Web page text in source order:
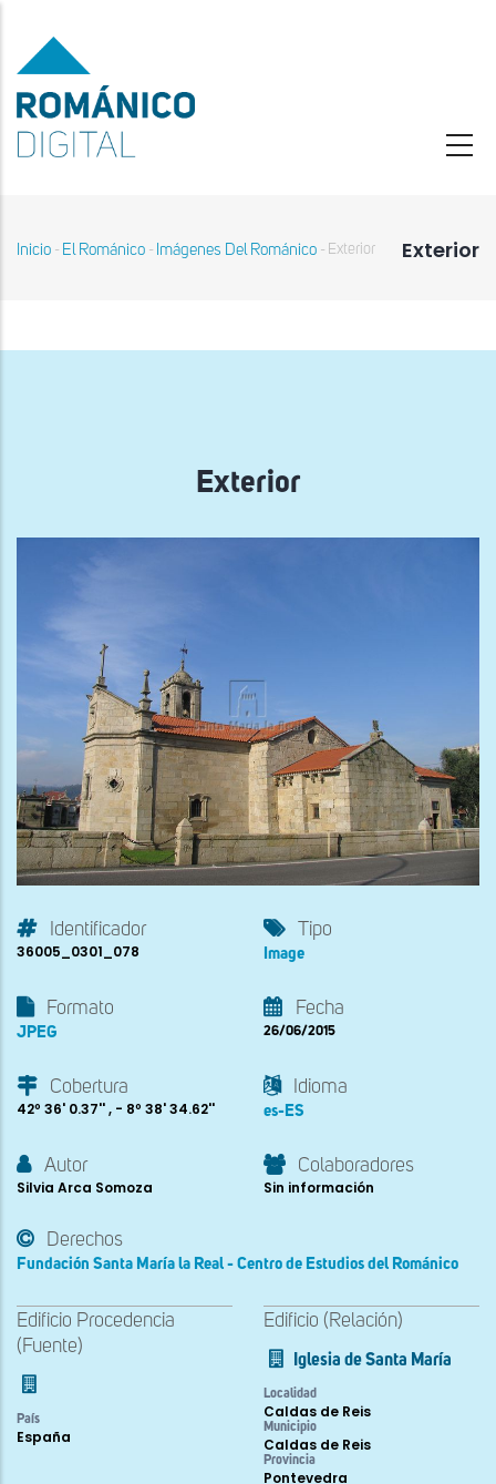
contenido
principal
Exterior
Sobrescribir
navegación
Inicio - El Románico - Imágenes Del Románico - Exterior
Exterior
Identificador
36005_0301_078
Tipo
Image
Formato
JPEG
Fecha
26/06/2015
Cobertura
42º 36' 0.37'' , - 8º 38' 34.62''
Idioma
es-ES
Autor
Silvia Arca Somoza
Colaboradores
Sin información
Derechos
Fundación Santa María la Real - Centro de Estudios del Románico
Edificio Procedencia
(Fuente)
País
España
Edificio (Relación)
Iglesia de Santa María
Localidad
Caldas de Reis
Municipio
Caldas de Reis
Provincia
Pontevedra